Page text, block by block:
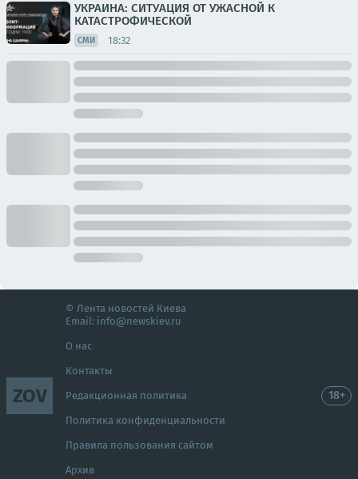
УКРАИНА: СИТУАЦИЯ ОТ УЖАСНОЙ К
КАТАСТРОФИЧЕСКОЙ
СМИ 18:32
ZOV
© Лента новостей Киева
Email: info@newskiev.ru
О нас
Контакты
Редакционная политика
Политика конфиденциальности
Правила пользования сайтом
Архив
18+